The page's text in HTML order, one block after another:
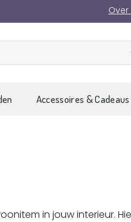
Accessoires & Cadeaus
in jouw interieur.